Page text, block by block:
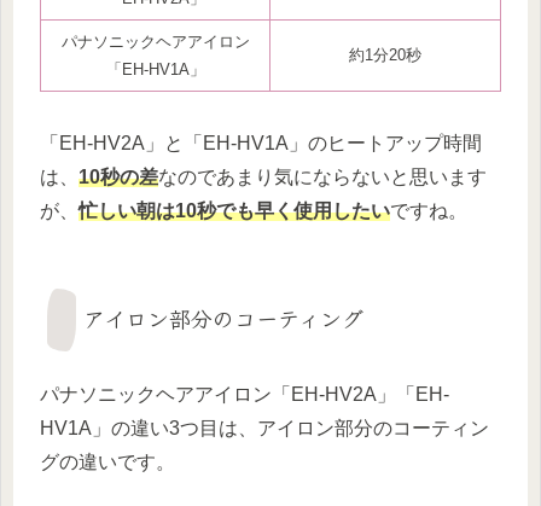
パナソニックヘアアイロン
「EH-HV1A」
約1分20秒
「EH-HV2A」と「EH-HV1A」のヒートアップ時間
は、 10秒の差なのであまり気にならないと思います
が、忙しい朝は10秒でも早く使用したいですね。
アイロン部分のコーティング
パナソニックヘアアイロン「EH-HV2A」「EH-
HV1A」の違い3つ目は、アイロン部分のコーティン
グの違いです。